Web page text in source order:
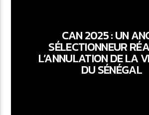
CAN 2025 : UN
SÉLECTIONNEUR
L’ANNULATION DE LA
DU SÉNÉGAL